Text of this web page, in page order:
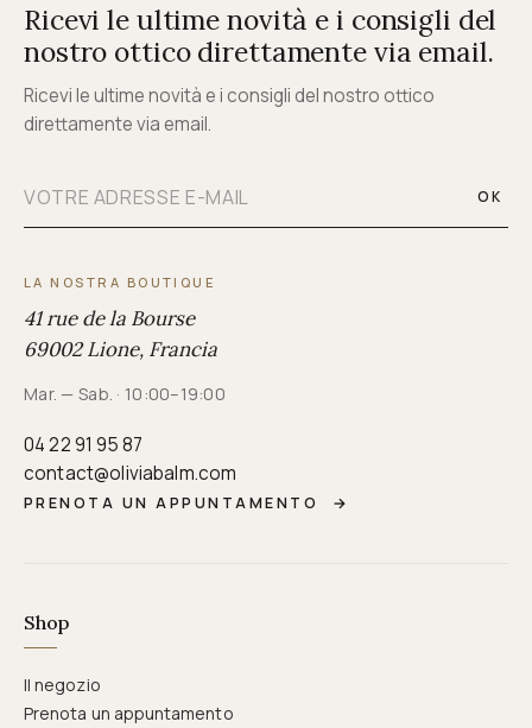
Ricevi le ultime novità e i consigli del
nostro ottico direttamente via email.
Ricevi le ultime novità e i consigli del nostro ottico
direttamente via email.
OK
LA NOSTRA BOUTIQUE
41 rue de la Bourse
69002 Lione, Francia
Mar. — Sab. · 10:00–19:00
04 22 91 95 87
contact@oliviabalm.com
PRENOTA UN APPUNTAMENTO →
Shop
Il negozio
Prenota un appuntamento